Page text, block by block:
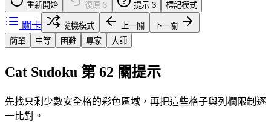
重新開始 復原 3 提示 3 標記模式
關卡 隨機模式 上一關
下一關
簡單
中等 困難 專家 大師
Cat Sudoku 第 62 關提示
先找只剩少數安全格的彩色區域，再把這些格子與列欄限制逐
一比對。